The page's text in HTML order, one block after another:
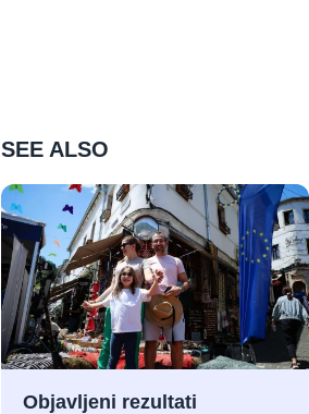
SEE ALSO
Objavljeni rezultati